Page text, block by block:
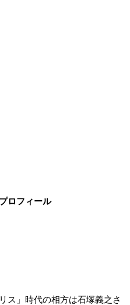
ロフィール
ス」時代の相方は石塚義之さ